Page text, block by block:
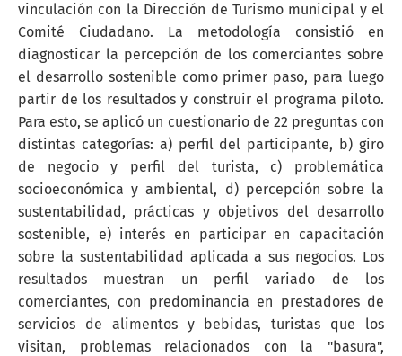
vinculación con la Dirección de Turismo municipal y el
Comité Ciudadano. La metodología consistió en
diagnosticar la percepción de los comerciantes sobre
el desarrollo sostenible como primer paso, para luego
partir de los resultados y construir el programa piloto.
Para esto, se aplicó un cuestionario de 22 preguntas con
distintas categorías: a) perfil del participante, b) giro
de negocio y perfil del turista, c) problemática
socioeconómica y ambiental, d) percepción sobre la
sustentabilidad, prácticas y objetivos del desarrollo
sostenible, e) interés en participar en capacitación
sobre la sustentabilidad aplicada a sus negocios. Los
resultados muestran un perfil variado de los
comerciantes, con predominancia en prestadores de
servicios de alimentos y bebidas, turistas que los
visitan, problemas relacionados con la "basura",